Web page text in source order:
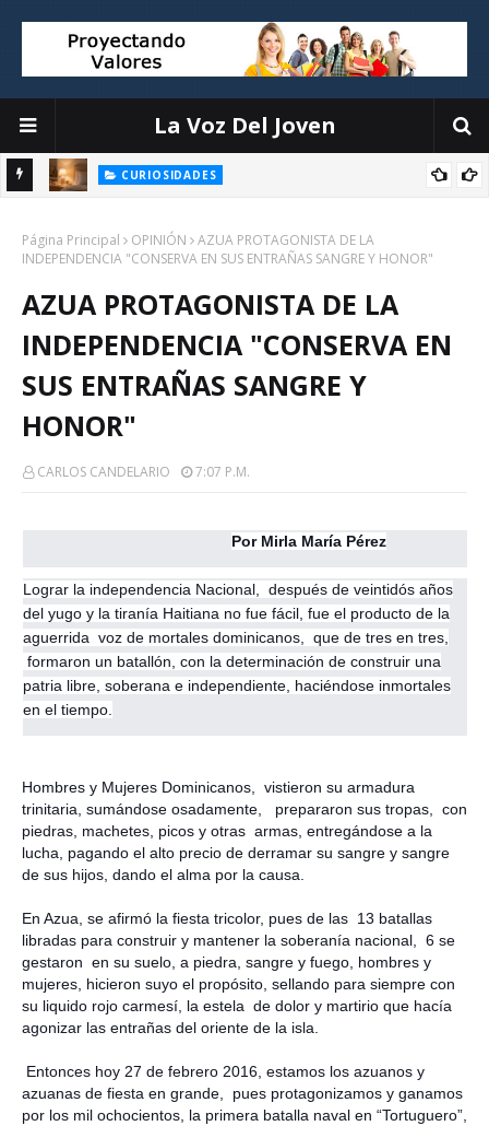
La Voz Del Joven
CURIOSIDADES
complicaciones
Página Principal OPINIÓN
AZUA PROTAGONISTA DE LA
INDEPENDENCIA "CONSERVA EN SUS ENTRAÑAS SANGRE Y HONOR"
AZUA PROTAGONISTA DE LA
INDEPENDENCIA "CONSERVA EN
SUS ENTRAÑAS SANGRE Y
HONOR"
CARLOS CANDELARIO 7:07 P.m.
Por Mirla María Pérez
Lograr la independencia Nacional, después de veintidós años
del yugo y la tiranía Haitiana no fue fácil, fue el producto de la
aguerrida voz de mortales dominicanos, que de tres en tres,
formaron un batallón, con la determinación de construir una
patria libre, soberana e independiente, haciéndose inmortales
en el tiempo.
Hombres y Mujeres Dominicanos, vistieron su armadura
trinitaria, sumándose osadamente, prepararon sus tropas, con
piedras, machetes, picos y otras armas, entregándose a la
lucha, pagando el alto precio de derramar su sangre y sangre
de sus hijos, dando el alma por la causa.
En Azua, se afirmó la fiesta tricolor, pues de las 13 batallas
libradas para construir y mantener la soberanía nacional, 6 se
gestaron en su suelo, a piedra, sangre y fuego, hombres y
mujeres, hicieron suyo el propósito, sellando para siempre con
su liquido rojo carmesí, la estela de dolor y martirio que hacía
agonizar las entrañas del oriente de la isla.
Entonces hoy 27 de febrero 2016, estamos los azuanos y
azuanas de fiesta en grande, pues protagonizamos y ganamos
por los mil ochocientos, la primera batalla naval en “Tortuguero”,